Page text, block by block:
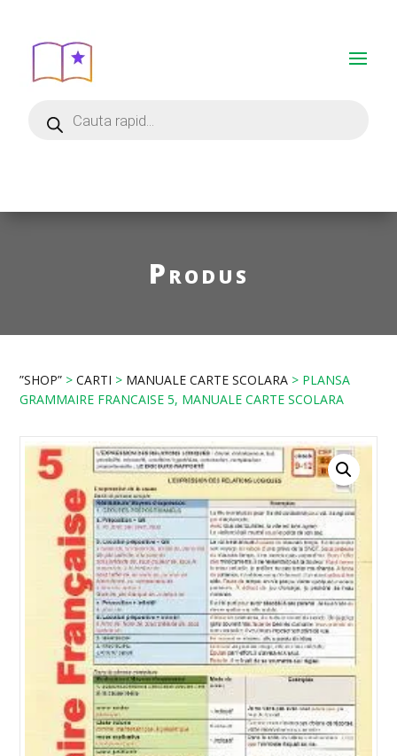
Produs
”SHOP” >CARTI > MANUALE CARTE SCOLARA > PLANSA
GRAMMAIRE FRANCAISE 5, MANUALE CARTE SCOLARA